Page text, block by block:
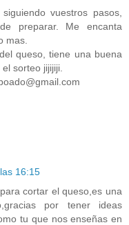
vuestros pasos,
preparar. Me encanta
mas.
queso, tiene una buena
sorteo jijijiji.
16:15
cortar el queso,es una
por tener ideas
tu que nos enseñas en